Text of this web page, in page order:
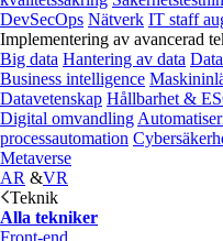
DevSecOps Nätverk IT staff
Implementering av avancerad
Big data Hantering av data
Business intelligence
Datavetenskap Hållbarhet &
Digital omvandling
processautomation
Metaverse
AR &VR
Teknik
Alla tekniker
Front-end